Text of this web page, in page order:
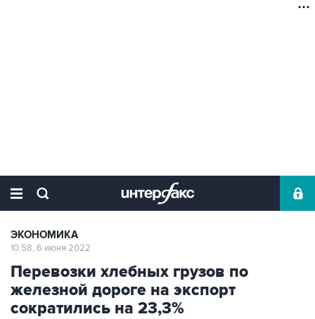
ЭКОНОМИКА
10:58, 6 июня 2022
Перевозки хлебных грузов по
железной дороге на экспорт
сократились на 23,3%